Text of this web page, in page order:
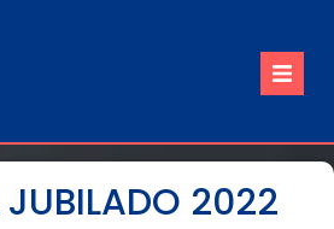
JUBILADO 2022